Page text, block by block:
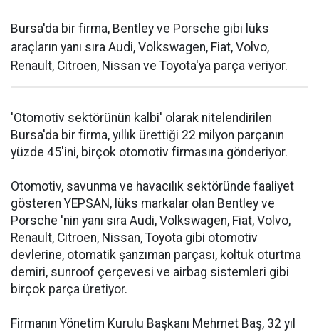
Bursa'da bir firma, Bentley ve Porsche gibi lüks
araçların yanı sıra Audi, Volkswagen, Fiat, Volvo,
Renault, Citroen, Nissan ve Toyota'ya parça veriyor.
'Otomotiv sektörünün kalbi' olarak nitelendirilen
Bursa'da bir firma, yıllık ürettiği 22 milyon parçanın
yüzde 45'ini, birçok otomotiv firmasına gönderiyor.
Otomotiv, savunma ve havacılık sektöründe faaliyet
gösteren YEPSAN, lüks markalar olan Bentley ve
Porsche 'nin yanı sıra Audi, Volkswagen, Fiat, Volvo,
Renault, Citroen, Nissan, Toyota gibi otomotiv
devlerine, otomatik şanzıman parçası, koltuk oturtma
demiri, sunroof çerçevesi ve airbag sistemleri gibi
birçok parça üretiyor.
Firmanın Yönetim Kurulu Başkanı Mehmet Baş, 32 yıl